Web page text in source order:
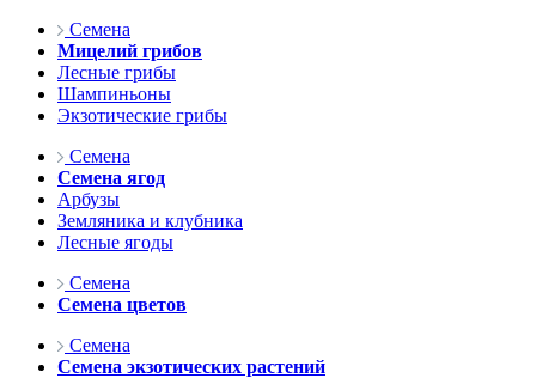
Семена
Мицелий грибов
Лесные грибы
Шампиньоны
Экзотические грибы
Семена
Семена ягод
Арбузы
Земляника и клубника
Лесные ягоды
Семена
Семена цветов
Семена
Семена экзотических растений